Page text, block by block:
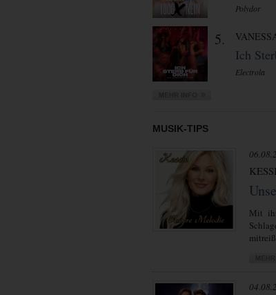
Polydor
5.
Ich
Electrola
MUSIK-TIPS
Mit